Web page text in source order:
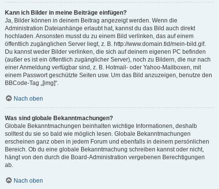
Kann ich Bilder in meine Beiträge einfügen?
Ja, Bilder können in deinem Beitrag angezeigt werden. Wenn die
Administration Dateianhänge erlaubt hat, kannst du das Bild auch direkt
hochladen. Ansonsten musst du zu einem Bild verlinken, das auf einem
öffentlich zugänglichen Server liegt, z. B. http://www.domain.tld/mein-bild.gif.
Du kannst weder Bilder verlinken, die sich auf deinem eigenen PC befinden
(außer es ist ein öffentlich zugänglicher Server), noch zu Bildern, die nur nach
einer Anmeldung verfügbar sind, z. B. Hotmail- oder Yahoo-Mailboxen, mit
einem Passwort geschützte Seiten usw. Um das Bild anzuzeigen, benutze den
BBCode-Tag „[img]“.
Nach oben
Was sind globale Bekanntmachungen?
Globale Bekanntmachungen beinhalten wichtige Informationen, deshalb
solltest du sie so bald wie möglich lesen. Globale Bekanntmachungen
erscheinen ganz oben in jedem Forum und ebenfalls in deinem persönlichen
Bereich. Ob du eine globale Bekanntmachung schreiben kannst oder nicht,
hängt von den durch die Board-Administration vergebenen Berechtigungen
ab.
Nach oben